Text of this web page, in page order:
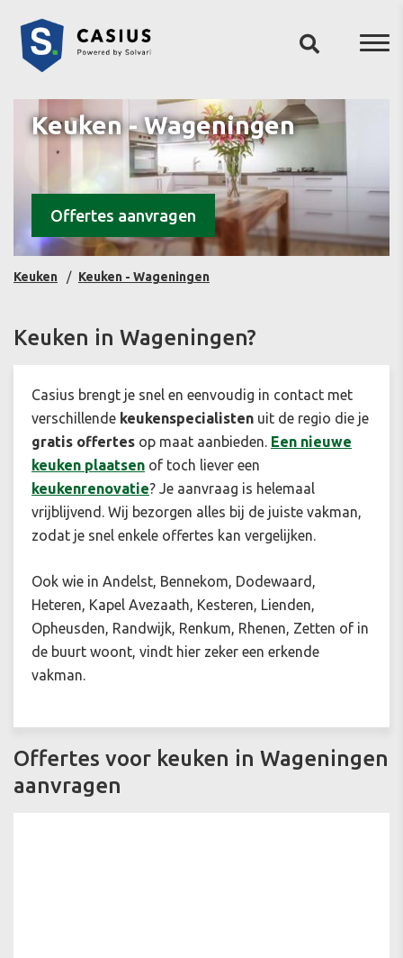
Keuken - Wageningen
Offertes aanvragen
Keuken Keuken - Wageningen
Keuken in Wageningen?
Casius brengt je snel en eenvoudig in contact met
verschillende keukenspecialisten uit de regio die je
gratis offertes op maat aanbieden. Een nieuwe
keuken plaatsen of toch liever een
keukenrenovatie? Je aanvraag is helemaal
vrijblijvend. Wij bezorgen alles bij de juiste vakman,
zodat je snel enkele offertes kan vergelijken.
Ook wie in Andelst, Bennekom, Dodewaard,
Heteren, Kapel Avezaath, Kesteren, Lienden,
Opheusden, Randwijk, Renkum, Rhenen, Zetten of in
de buurt woont, vindt hier zeker een erkende
vakman.
Offertes voor keuken in Wageningen
aanvragen